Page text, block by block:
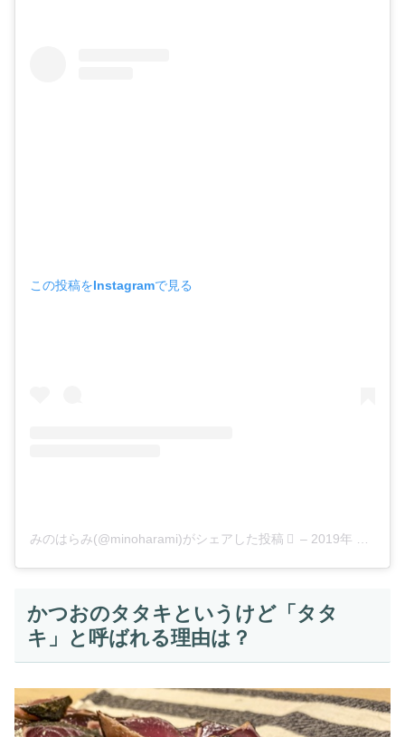
この投稿をInstagramで見る
みのはらみ(@minoharami)がシェアした投稿 – 2019年 6月月18日午後10時45分PDT
かつおのタタキというけど「タタ
キ」と呼ばれる理由は？